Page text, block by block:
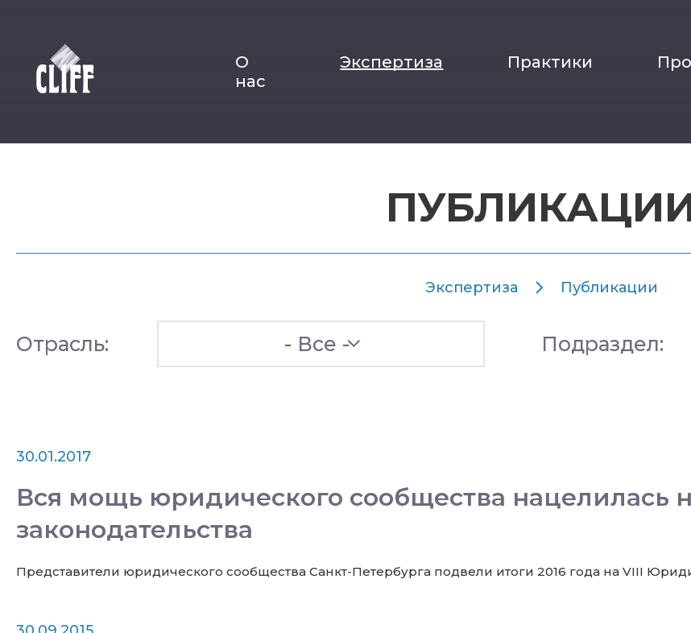
О
нас
Экспертиза Практики
Экспертиза Публикации
Отрасль: - Все - Подраздел:
30.01.2017
Вся мощь юридического сообщества нацелилась
законодательства
Представители юридического сообщества Санкт-Петербурга подвели итоги 2016 года на VIII